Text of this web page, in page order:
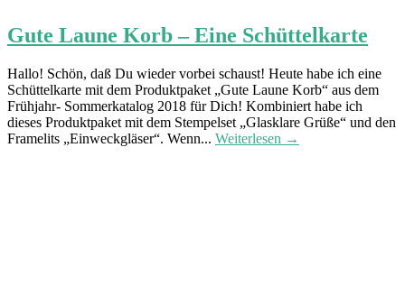
Gute Laune Korb – Eine Schüttelkarte
Hallo! Schön, daß Du wieder vorbei schaust! Heute habe ich eine
Schüttelkarte mit dem Produktpaket „Gute Laune Korb“ aus dem
Frühjahr- Sommerkatalog 2018 für Dich! Kombiniert habe ich
dieses Produktpaket mit dem Stempelset „Glasklare Grüße“ und den
Framelits „Einweckgläser“. Wenn... Weiterlesen →